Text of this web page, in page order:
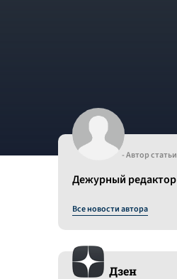
- Автор статьи
Дежурный редактор
Все новости автора
Дзен